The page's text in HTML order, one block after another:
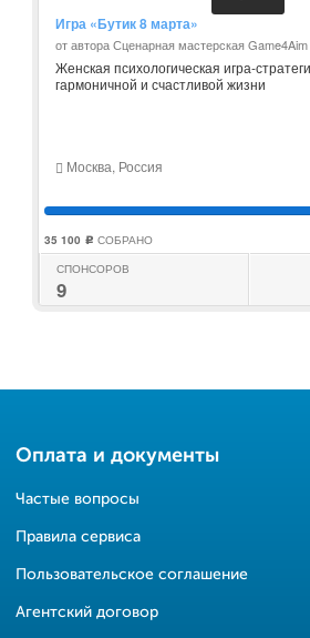
Игра «Бутик 8 марта»
от автора Сценарная мастерская Game4Aim
Женская психологическая игра-
гармоничной и счастливой жизни
Москва, Россия
35 100 c СОБРАНО
СПОНСОРОВ
9
Оплата и документы
Частые вопросы
Правила сервиса
Пользовательское соглашение
Агентский договор